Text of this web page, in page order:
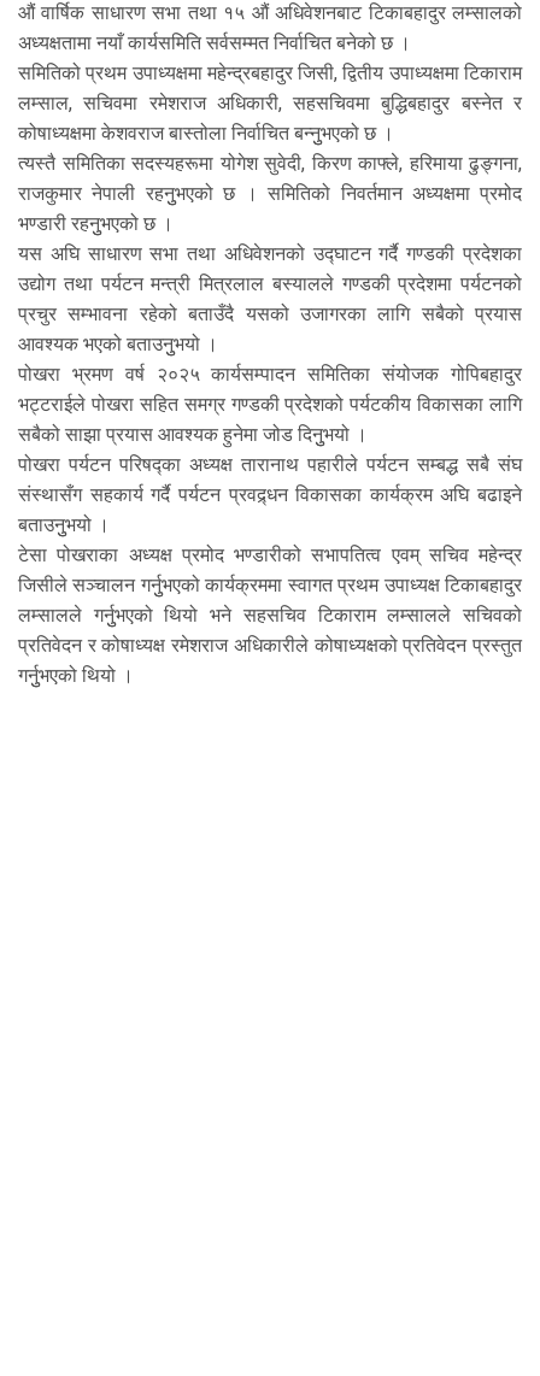
औं वार्षिक साधारण सभा तथा १५ औं अधिवेशनबाट टिकाबहादुर लम्सालको
अध्यक्षतामा नयाँ कार्यसमिति सर्वसम्मत निर्वाचित बनेको छ ।
समितिको प्रथम उपाध्यक्षमा महेन्द्रबहादुर जिसी, द्वितीय उपाध्यक्षमा टिकाराम
लम्साल, सचिवमा रमेशराज अधिकारी, सहसचिवमा बुद्धिबहादुर बस्नेत र
कोषाध्यक्षमा केशवराज बास्तोला निर्वाचित बन्नुुभएको छ ।
त्यस्तै समितिका सदस्यहरूमा योगेश सुवेदी, किरण काफ्ले, हरिमाया ढुङ्गना,
राजकुमार नेपाली रहनुुभएको छ । समितिको निवर्तमान अध्यक्षमा प्रमोद
भण्डारी रहनुुभएको छ ।
यस अघि साधारण सभा तथा अधिवेशनको उद्घाटन गर्दै गण्डकी प्रदेशका
उद्योग तथा पर्यटन मन्त्री मित्रलाल बस्यालले गण्डकी प्रदेशमा पर्यटनको
प्रचुर सम्भावना रहेको बताउँदै यसको उजागरका लागि सबैको प्रयास
आवश्यक भएको बताउनुुभयो ।
पोखरा भ्रमण वर्ष २०२५ कार्यसम्पादन समितिका संयोजक गोपिबहादुर
भट्टराईले पोखरा सहित समग्र गण्डकी प्रदेशको पर्यटकीय विकासका लागि
सबैको साझा प्रयास आवश्यक हुनेमा जोड दिनुुभयो ।
पोखरा पर्यटन परिषद्का अध्यक्ष तारानाथ पहारीले पर्यटन सम्बद्ध सबै संघ
संस्थासँग सहकार्य गर्दै पर्यटन प्रवद्र्धन विकासका कार्यक्रम अघि बढाइने
बताउनुुभयो ।
टेसा पोखराका अध्यक्ष प्रमोद भण्डारीको सभापतित्व एवम् सचिव महेन्द्र
जिसीले सञ्चालन गर्नुुभएको कार्यक्रममा स्वागत प्रथम उपाध्यक्ष टिकाबहादुर
लम्सालले गर्नुुभएको थियो भने सहसचिव टिकाराम लम्सालले सचिवको
प्रतिवेदन र कोषाध्यक्ष रमेशराज अधिकारीले कोषाध्यक्षको प्रतिवेदन प्रस्तुत
गर्नुुभएको थियो ।